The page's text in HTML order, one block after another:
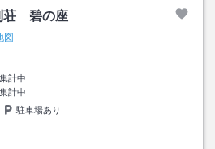
荘 碧の座
図
集計中
集計中
駐車場あり